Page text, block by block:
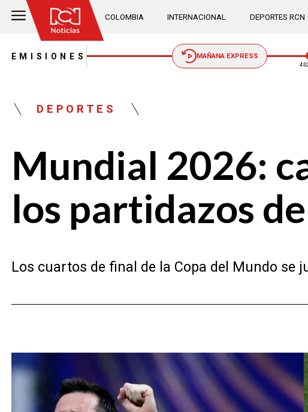
COLOMBIA INTERNACIONAL DEPORTES RCN
EMISIONES MAÑANA EXPRESS
DEPORTES
Mundial 2026:
los partidazos
Los cuartos de final de la Copa del Mundo se